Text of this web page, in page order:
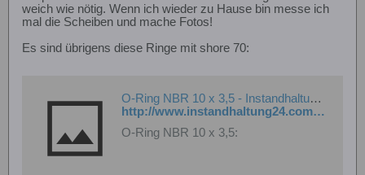
weich wie nötig. Wenn ich wieder zu Hause bin messe ich
mal die Scheiben und mache Fotos!
Es sind übrigens diese Ringe mit shore 70:
O-Ring NBR 10 x 3,5 - Instandhaltung24.com
http://www.instandhaltung24.com/shop/product_info.php?info=p39784_O-Ring-NBR-10-x-3-5.html
O-Ring NBR 10 x 3,5: